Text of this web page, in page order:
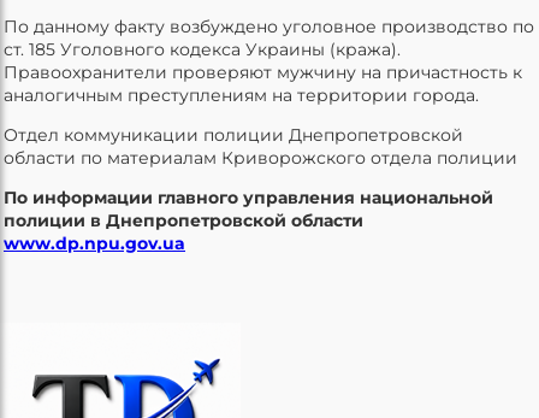
По данному факту возбуждено уголовное производство по
ст. 185 Уголовного кодекса Украины (кража).
Правоохранители проверяют мужчину на причастность к
аналогичным преступлениям на территории города.
Отдел коммуникации полиции Днепропетровской
области по материалам Криворожского отдела полиции
По информации главного управления национальной
полиции в Днепропетровской области
www.dp.npu.gov.ua